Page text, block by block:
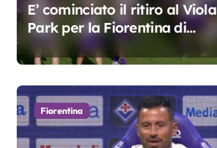
E’ cominciato il ritiro al Viola
Park per la Fiorentina di
Grosso
Fiorentina